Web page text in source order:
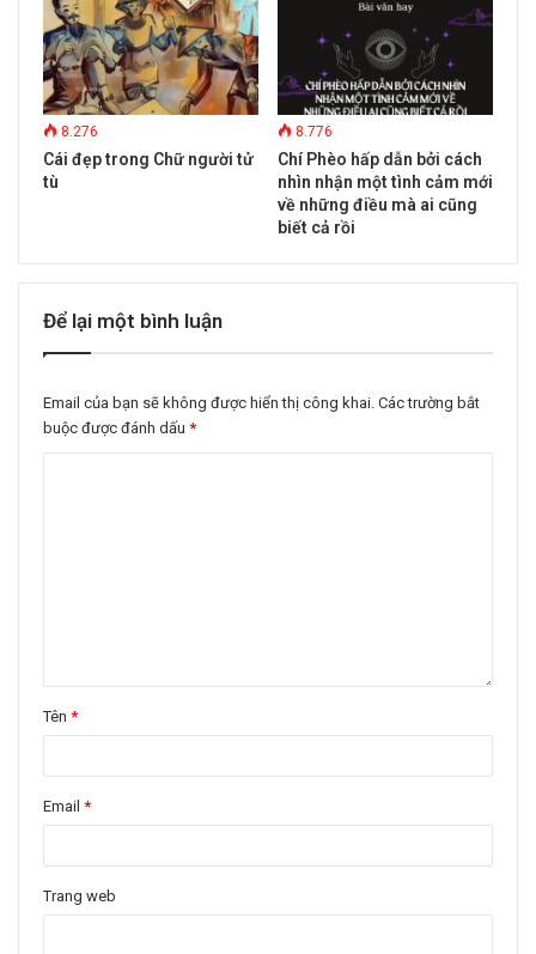
8.276
Cái đẹp trong Chữ người tử
tù
8.776
Chí Phèo hấp dẫn bởi cách
nhìn nhận một tình cảm mới
về những điều mà ai cũng
biết cả rồi
Để lại một bình luận
Email của bạn sẽ không được hiển thị công khai. Các trường bắt
buộc được đánh dấu *
Tên *
Email *
Trang web